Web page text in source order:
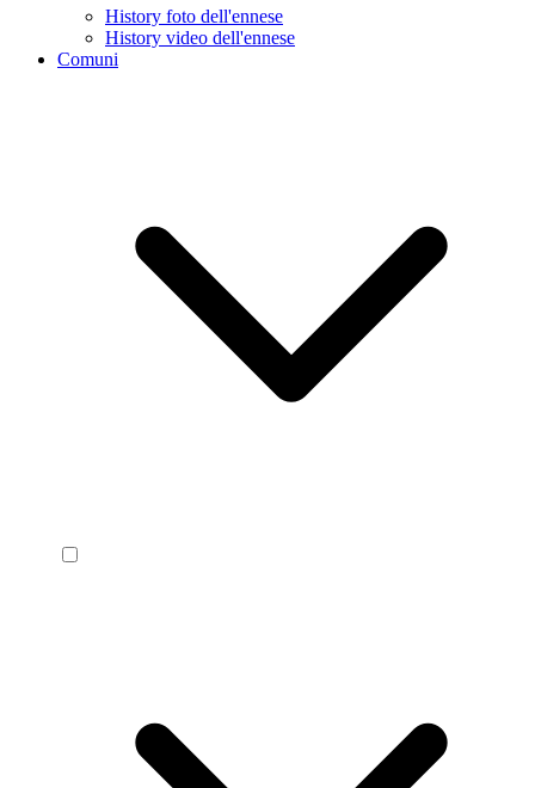
History foto dell'ennese
History video dell'ennese
Comuni